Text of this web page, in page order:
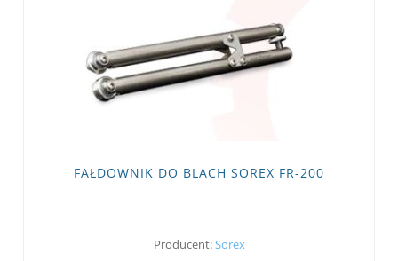
FAŁDOWNIK DO BLACH SOREX FR-200
Producent:Sorex